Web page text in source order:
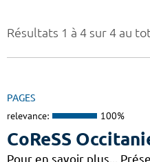
Résultats 1 à 4 sur 4 au
PAGES
relevance: 100%
CoReSS
Pour en savoir plus...